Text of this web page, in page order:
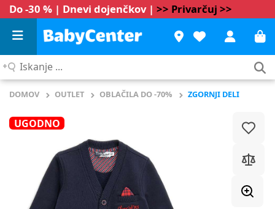
Do -30 % | Dnevi dojenčkov | >> Privarčuj >>
Iskanje
DOMOV OUTLET OBLAČILA DO -70% ZGORNJI DELI
UGODNO